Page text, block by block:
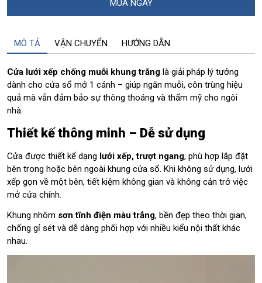
MUA NGAY
MÔ TẢ VẬN CHUYỂN HƯỚNG DẪN
Cửa lưới xếp chống muỗi khung trắng là giải pháp lý tưởng
dành cho cửa sổ mở 1 cánh – giúp ngăn muỗi, côn trùng hiệu
quả mà vẫn đảm bảo sự thông thoáng và thẩm mỹ cho ngôi
nhà.
Thiết kế thông minh – Dễ sử dụng
Cửa được thiết kế dạng lưới xếp, trượt ngang, phù hợp lắp đặt
bên trong hoặc bên ngoài khung cửa sổ. Khi không sử dụng, lưới
xếp gọn về một bên, tiết kiệm không gian và không cản trở việc
mở cửa chính.
Khung nhôm sơn tĩnh điện màu trắng, bền đẹp theo thời gian,
chống gỉ sét và dễ dàng phối hợp với nhiều kiểu nội thất khác
nhau.